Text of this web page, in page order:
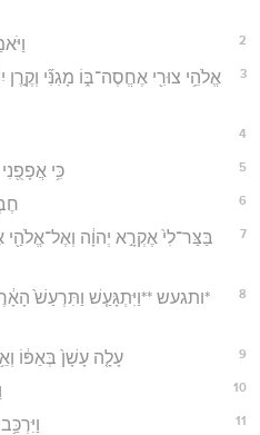
2
3
אֱלֹהֵ֥י צוּרִ֖י אֶחֱסֶה־בּ֑וֹ מָגִנִּ֞י
4
5 כִּ֥י
6
7
בַּצַּר־לִי֙ אֶקְרָ֣א יְהוָ֔ה וְאֶל־אֱלֹהַ֖י
8
*ותגעש **וַיִּתְגָּעַ֤שׁ וַתִּרְעַשׁ֙
9 עָלָ֤ה עָשָׁן֙ בְּאַפּ֔וֹ
10
11